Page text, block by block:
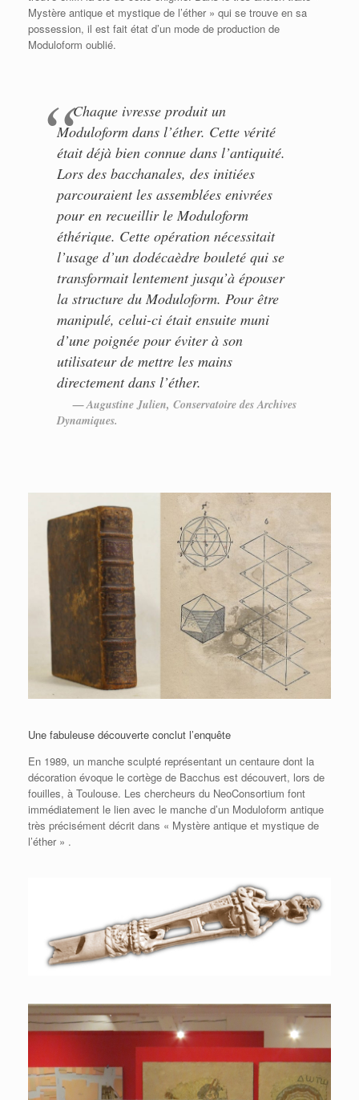
Mystère antique et mystique de l’éther » qui se trouve en sa
possession, il est fait état d’un mode de production de
Moduloform oublié.
Chaque ivresse produit un
Moduloform dans l’éther. Cette vérité
était déjà bien connue dans l’antiquité.
Lors des bacchanales, des initiées
parcouraient les assemblées enivrées
pour en recueillir le Moduloform
éthérique. Cette opération nécessitait
l’usage d’un dodécaèdre bouleté qui se
transformait lentement jusqu’à épouser
la structure du Moduloform. Pour être
manipulé, celui-ci était ensuite muni
d’une poignée pour éviter à son
utilisateur de mettre les mains
directement dans l’éther.
Augustine Julien, Conservatoire des Archives
Dynamiques.
Une fabuleuse découverte conclut l’enquête
En 1989, un manche sculpté représentant un centaure dont la
décoration évoque le cortège de Bacchus est découvert, lors de
fouilles, à Toulouse. Les chercheurs du NeoConsortium font
immédiatement le lien avec le manche d’un Moduloform antique
très précisément décrit dans « Mystère antique et mystique de
l’éther » .